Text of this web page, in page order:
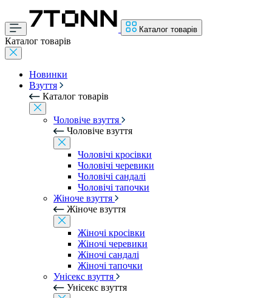
Каталог товарів
Каталог товарів
Новинки
Взуття
Каталог товарів
Чоловіче взуття
Чоловіче взуття
Чоловічі кросівки
Чоловічі черевики
Чоловічі сандалі
Чоловічі тапочки
Жіноче взуття
Жіноче взуття
Жіночі кросівки
Жіночі черевики
Жіночі сандалі
Жіночі тапочки
Унісекс взуття
Унісекс взуття